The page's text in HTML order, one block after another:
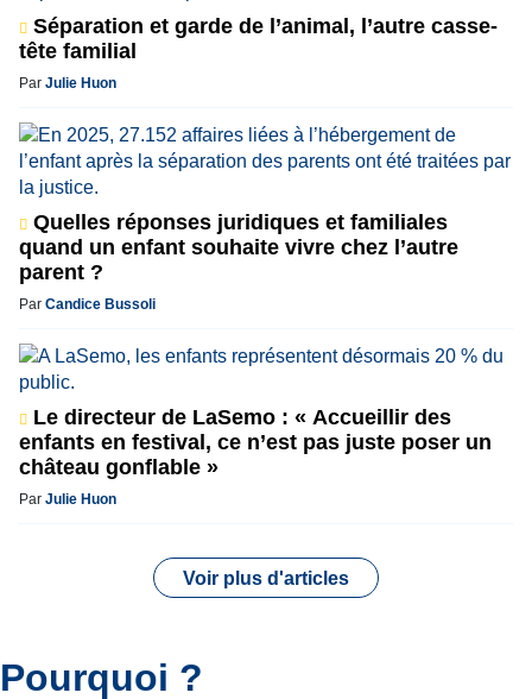
Séparation et garde de l’animal, l’autre casse-
tête familial
Par Julie Huon
Quelles réponses juridiques et familiales
quand un enfant souhaite vivre chez l’autre
parent ?
Par Candice Bussoli
Le directeur de LaSemo : « Accueillir des
enfants en festival, ce n’est pas juste poser un
château gonflable »
Par Julie Huon
Voir plus d'articles
Pourquoi ?